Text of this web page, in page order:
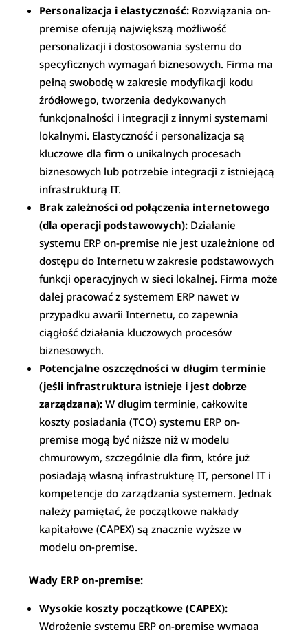
Personalizacja i elastyczność: Rozwiązania on-
premise oferują największą możliwość
personalizacji i dostosowania systemu do
specyficznych wymagań biznesowych. Firma ma
pełną swobodę w zakresie modyfikacji kodu
źródłowego, tworzenia dedykowanych
funkcjonalności i integracji z innymi systemami
lokalnymi. Elastyczność i personalizacja są
kluczowe dla firm o unikalnych procesach
biznesowych lub potrzebie integracji z istniejącą
infrastrukturą IT.
Brak zależności od połączenia internetowego
(dla operacji podstawowych): Działanie
systemu ERP on-premise nie jest uzależnione od
dostępu do Internetu w zakresie podstawowych
funkcji operacyjnych w sieci lokalnej. Firma może
dalej pracować z systemem ERP nawet w
przypadku awarii Internetu, co zapewnia
ciągłość działania kluczowych procesów
biznesowych.
Potencjalne oszczędności w długim terminie
(jeśli infrastruktura istnieje i jest dobrze
zarządzana): W długim terminie, całkowite
koszty posiadania (TCO) systemu ERP on-
premise mogą być niższe niż w modelu
chmurowym, szczególnie dla firm, które już
posiadają własną infrastrukturę IT, personel IT i
kompetencje do zarządzania systemem. Jednak
należy pamiętać, że początkowe nakłady
kapitałowe (CAPEX) są znacznie wyższe w
modelu on-premise.
Wady ERP on-premise:
Wysokie koszty początkowe (CAPEX):
Wdrożenie systemu ERP on-premise wymaga